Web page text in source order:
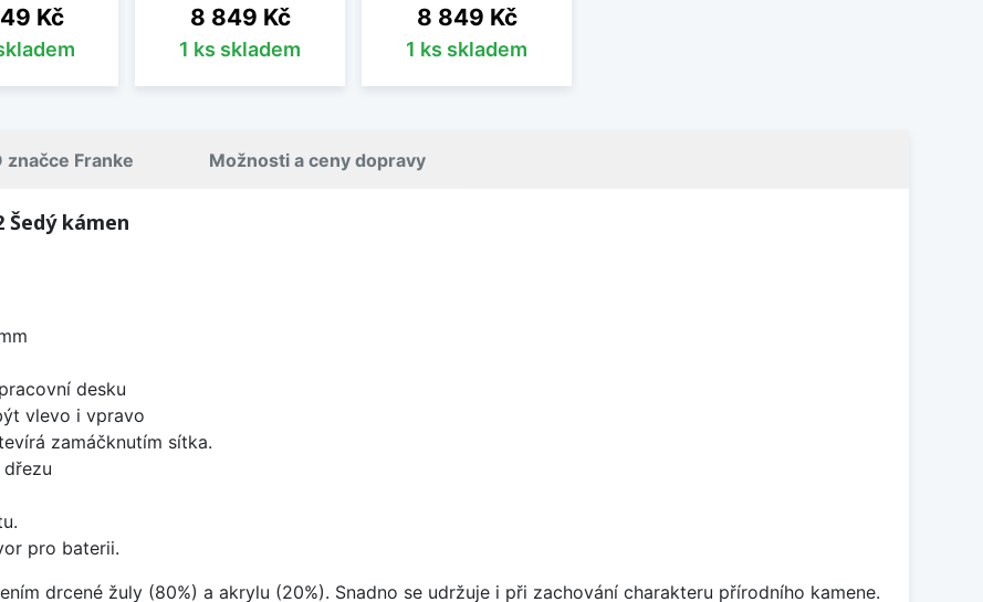
Kč Cena
8 849 Kč
1 ks skladem
Cena
8 849 Kč
1 ks skladem
značce Franke Možnosti a ceny dopravy
Šedý kámen
desku
vlevo i vpravo
zamáčknutím sítka.
pro baterii.
drcené žuly (80%) a akrylu (20%). Snadno se udržuje i při zachování charakteru přírodního kamene.